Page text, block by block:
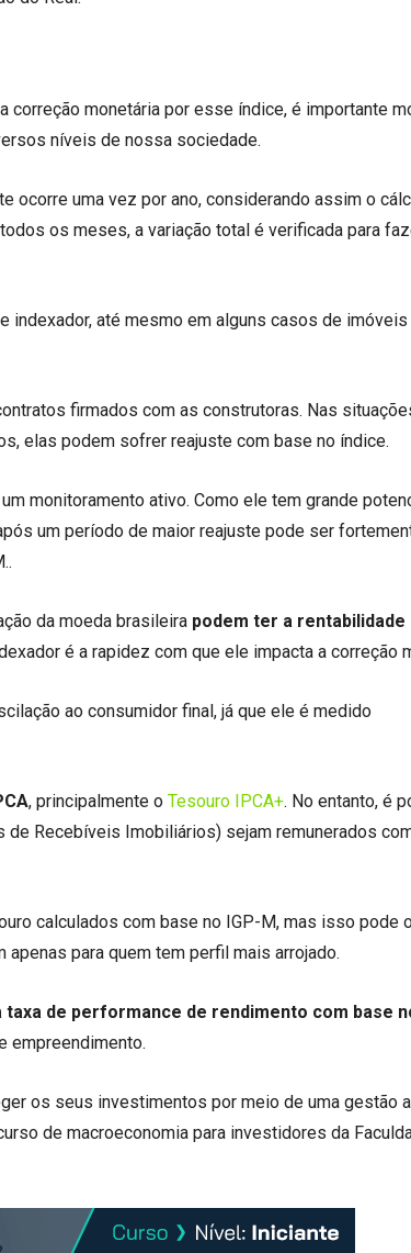
monetária por esse índice, é importante
níveis de nossa sociedade.
ocorre uma vez por ano, considerando assim o
os meses, a variação total é verificada para
até mesmo em alguns casos de imóveis
firmados com as construtoras. Nas
elas podem sofrer reajuste com base no índice.
monitoramento ativo. Como ele tem grande
um período de maior reajuste pode ser
da moeda brasileira podem ter a rentabilidade
é a rapidez com que ele impacta a correção
ao consumidor final, já que ele é medido
, principalmente o Tesouro IPCA+. No entanto, é
Recebíveis Imobiliários) sejam remunerados
calculados com base no IGP-M, mas isso pode
para quem tem perfil mais arrojado.
taxa de performance de rendimento com base
empreendimento.
os seus investimentos por meio de uma gestão
de macroeconomia para investidores da